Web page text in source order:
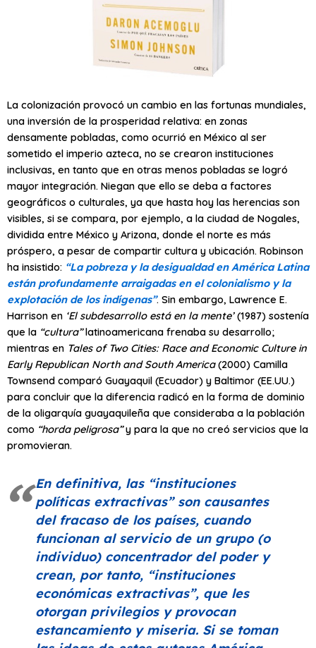
La colonización provocó un cambio en las fortunas mundiales,
una inversión de la prosperidad relativa: en zonas
densamente pobladas, como ocurrió en México al ser
sometido el imperio azteca, no se crearon instituciones
inclusivas, en tanto que en otras menos pobladas se logró
mayor integración. Niegan que ello se deba a factores
geográficos o culturales, ya que hasta hoy las herencias son
visibles, si se compara, por ejemplo, a la ciudad de Nogales,
dividida entre México y Arizona, donde el norte es más
próspero, a pesar de compartir cultura y ubicación. Robinson
ha insistido: “La pobreza y la desigualdad en América Latina
están profundamente arraigadas en el colonialismo y la
explotación de los indígenas”. Sin embargo, Lawrence E.
Harrison en ‘El subdesarrollo está en la mente’(1987) sostenía
que la “cultura”latinoamericana frenaba su desarrollo;
mientras en Tales of Two Cities: Race and Economic Culture in
Early Republican North and South America(2000) Camilla
Townsend comparó Guayaquil (Ecuador) y Baltimor (EE.UU.)
para concluir que la diferencia radicó en la forma de dominio
de la oligarquía guayaquileña que consideraba a la población
como “horda peligrosa”y para la que no creó servicios que la
promovieran.
En definitiva, las “instituciones
políticas extractivas”son causantes
del fracaso de los países, cuando
funcionan al servicio de un grupo (o
individuo) concentrador del poder y
crean, por tanto, “instituciones
económicas extractivas”, que les
otorgan privilegios y provocan
estancamiento y miseria. Si se toman